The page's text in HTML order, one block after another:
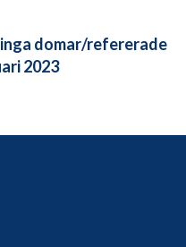
domar/refererade
2023